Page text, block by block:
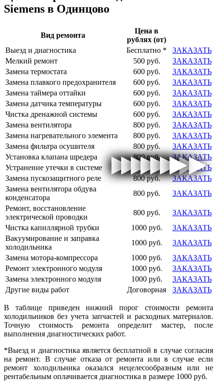
▶▶▶▶▶▶▶▶▶
▶▶▶▶▶▶▶
Siemens в Одинцово
Вид ремонта
Цена в
рублях (от)
Выезд и диагностика
Бесплатно *
ЗАКАЗАТЬ
Мелкий ремонт
500 руб.
ЗАКАЗАТЬ
Замена термостата
600 руб.
ЗАКАЗАТЬ
Замена плавкого предохранителя
600 руб.
ЗАКАЗАТЬ
Замена таймера оттайки
600 руб.
ЗАКАЗАТЬ
Замена датчика температуры
600 руб.
ЗАКАЗАТЬ
Чистка дренажной системы
600 руб.
ЗАКАЗАТЬ
Замена вентилятора
800 руб.
ЗАКАЗАТЬ
Замена нагревательного элемента
800 руб.
ЗАКАЗАТЬ
Замена фильтра осушителя
800 руб.
ЗАКАЗАТЬ
Установка клапана шредера
800 руб.
ЗАКАЗАТЬ
Устранение утечки в системе
ЗАКАЗАТЬ
Замена пускозащитного реле
800 руб.
ЗАКАЗАТЬ
Замена вентилятора обдува
конденсатора
800 руб.
ЗАКАЗАТЬ
Ремонт, восстановление
электрической проводки
800 руб.
ЗАКАЗАТЬ
Чистка капиллярной трубки
1000 руб.
ЗАКАЗАТЬ
Вакуумирование и заправка
холодильника
1000 руб.
ЗАКАЗАТЬ
Замена мотора-компрессора
1000 руб.
ЗАКАЗАТЬ
Ремонт электронного модуля
1000 руб.
ЗАКАЗАТЬ
Замена электронного модуля
1000 руб.
ЗАКАЗАТЬ
Другие виды работ
Договорная ЗАКАЗАТЬ
В таблице приведен нижний порог стоимости ремонта
холодильников без учета запчастей и расходных материалов.
Точную стоимость ремонта определит мастер, после
выполнения диагностических работ.
*Выезд и диагностика является бесплатной в случае согласия
на ремонт. В случае отказа от ремонта или в случае если
ремонт холодильника оказался нецелесообразным или не
рентабельным оплачивается диагностика в размере 1000 руб.